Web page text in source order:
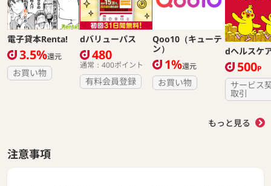
電子貸本Renta!
3.5%還元
お買い物
dバリューパス
480
通常：400ポイント
有料会員登録
Qoo10（キューテ
ン）
1%還元
お買い物
dヘルスケ
500P
サービス
取引
もっと見る
注意事項